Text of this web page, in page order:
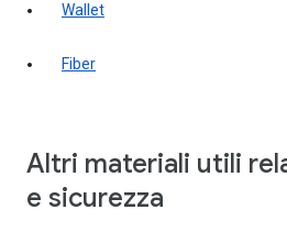
Wallet
Fiber
Altri materiali utili
e sicurezza